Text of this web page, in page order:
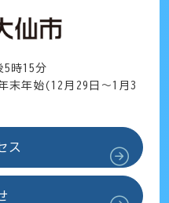
時15分
末年始(12月29日～1月3
ス